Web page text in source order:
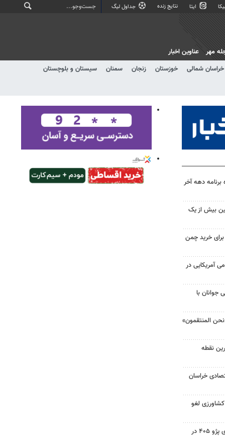
ایتا نتایج زنده جداول لیگ
خراسان شمالی خوزستان زنجان سمنان
سیستان و بلوچستان
مهر عناوین اخبار
دهه آخر
بیش از یک
برای خرید چمن
آمریکایی در
جوانان با
المنتقمون»
گرم‌ترین نقطه
خراسان
لغو
۳ فوتی در واژگونی و آتش‌سوزی پژو ۴۰۵ در